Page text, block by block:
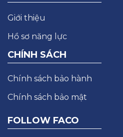
Giới thiệu
Hồ sơ năng lực
CHÍNH SÁCH
Chính sách bảo hành
Chính sách bảo mật
FOLLOW FACO